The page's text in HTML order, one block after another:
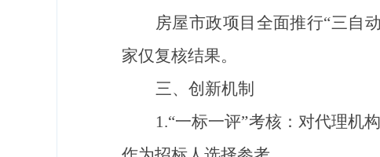
房屋市政项目全面推行“三自
家仅复核结果。
三、创新机制
1.“一标一评”考核：对代理机